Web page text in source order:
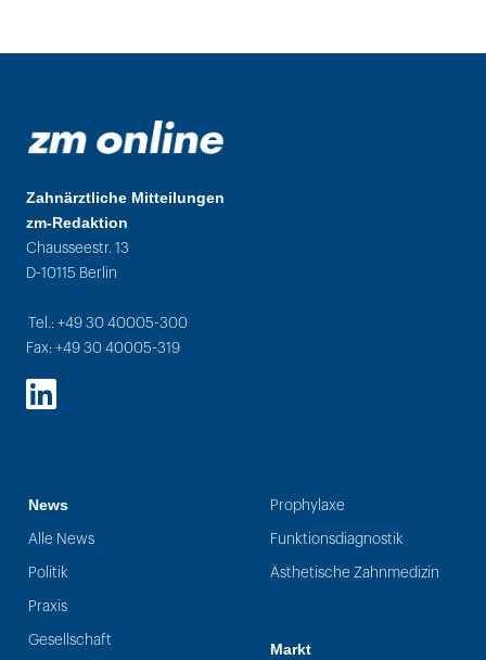
Zahnärztliche Mitteilungen
zm-Redaktion
Chausseestr. 13
D-10115 Berlin
Tel.: +49 30 40005-300
Fax: +49 30 40005-319
LinkedIn
News
Alle News
Politik
Praxis
Gesellschaft
Prophylaxe
Funktionsdiagnostik
Ästhetische Zahnmedizin
Markt